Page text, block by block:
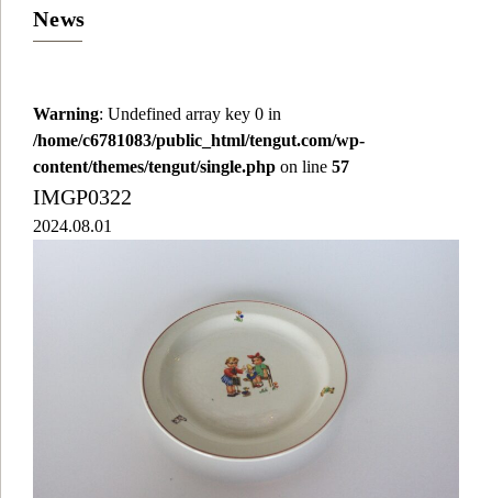
News
Warning: Undefined array key 0 in
/home/c6781083/public_html/tengut.com/wp-
content/themes/tengut/single.php on line 57
IMGP0322
2024.08.01